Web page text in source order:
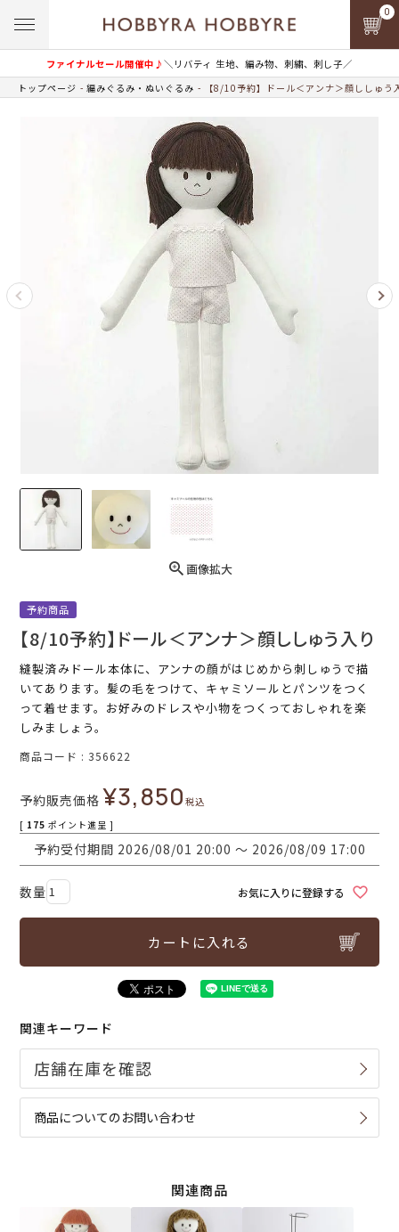
ファイナルセール開催中♪＼リバティ 生地、編み物、刺繍、刺し子／
0
トップページ 編みぐるみ・ぬいぐるみ 【8/10予約】ドール＜アンナ＞顔ししゅう
画像拡大
予約商品
【8/10予約】ドール＜アンナ＞顔ししゅう入り
縫製済みドール本体に、アンナの顔がはじめから刺しゅうで描
いてあります。髪の毛をつけて、キャミソールとパンツをつく
って着せます。お好みのドレスや小物をつくっておしゃれを楽
しみましょう。
商品コード 356622
予約販売価格 ¥3,850税込
[ 175 ポイント進呈 ]
予約受付期間 2026/08/01 20:00 〜 2026/08/09 17:00
お気に入りに登録する
カートに入れる
関連キーワード
商品についてのお問い合わせ
関連商品